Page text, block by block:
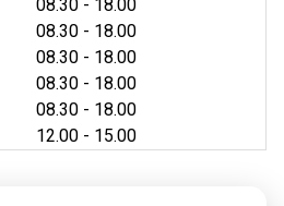
08.30 - 18.00
08.30 - 18.00
08.30 - 18.00
08.30 - 18.00
08.30 - 18.00
12.00 - 15.00